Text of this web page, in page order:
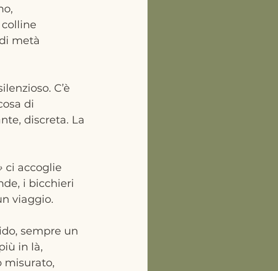
metà
C’è
di
discreta. La
ci accoglie
i bicchieri
viaggio.
sempre un
in là,
misurato,